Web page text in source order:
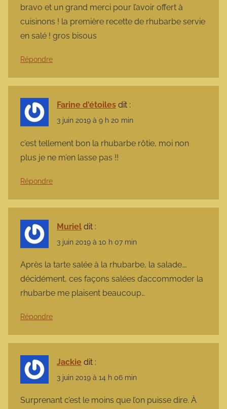
bravo et un grand merci pour l’avoir offert à
cuisinons ! la première recette de rhubarbe servie
en salé ! gros bisous
Répondre
Farine d'étoiles dit :
3 juin 2019 à 9 h 20 min
c’est tellement bon la rhubarbe rôtie, moi non
plus je ne m’en lasse pas !!
Répondre
Muriel dit :
3 juin 2019 à 10 h 07 min
Après la tarte salée à la rhubarbe, la salade….
décidément, ces façons salées d’accommoder la
rhubarbe me plaisent beaucoup…
Répondre
Jackie dit :
3 juin 2019 à 14 h 06 min
Surprenant c’est le moins que l’on puisse dire. À